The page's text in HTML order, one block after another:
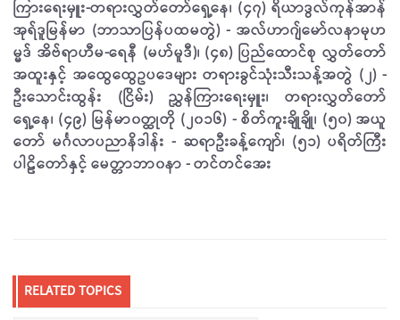
ကြားရေးမှူး-တရားလွှတ်တော်ရှေ့နေ၊ (၄၇) ရိယာဒွလ်ကုန်အာန်
အုရ်ဒူမြန်မာ (ဘာသာပြန်ပထမတွဲ) - အလ်ဟာဂျ်မော်လနာမုဟ
မ္မဒ် အိဗ်ရာဟီမ-ရေနီ (မဟ်မူဒီ)၊ (၄၈) ပြည်ထောင်စု လွှတ်တော်
အထူးနှင့် အထွေထွေဥပဒေများ တရားခွင်သုံးသီးသန့်အတွဲ (၂) -
ဦးသောင်းထွန်း (ငြိမ်း) ညွှန်ကြားရေးမှူး၊ တရားလွှတ်တော်
ရှေ့နေ၊ (၄၉) မြန်မာ၀တ္ထုတို (၂၀၁၆) - စိတ်ကူးချိုချို၊ (၅၀) အယူ
တော် မင်္ဂလာပညာနိဒါန်း - ဆရာဦးခန့်ကျော်၊ (၅၁) ပရိတ်ကြီး
ပါဠိတော်နှင့် မေတ္တာဘာ၀နာ - တင်တင်အေး
RELATED TOPICS